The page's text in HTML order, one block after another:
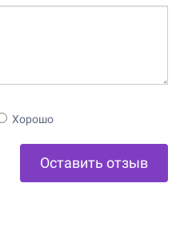
Хорошо
Оставить отзыв